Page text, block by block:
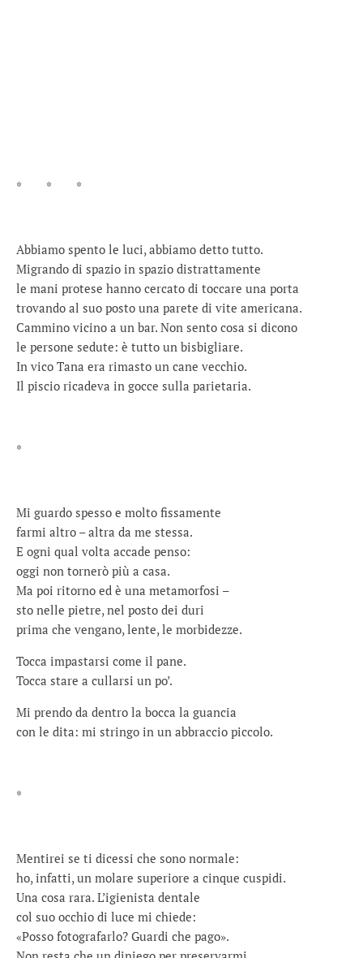
* * *
Abbiamo spento le luci, abbiamo detto tutto.
Migrando di spazio in spazio distrattamente
le mani protese hanno cercato di toccare una porta
trovando al suo posto una parete di vite americana.
Cammino vicino a un bar. Non sento cosa si dicono
le persone sedute: è tutto un bisbigliare.
In vico Tana era rimasto un cane vecchio.
Il piscio ricadeva in gocce sulla parietaria.
*
Mi guardo spesso e molto fissamente
farmi altro – altra da me stessa.
E ogni qual volta accade penso:
oggi non tornerò più a casa.
Ma poi ritorno ed è una metamorfosi –
sto nelle pietre, nel posto dei duri
prima che vengano, lente, le morbidezze.
Tocca impastarsi come il pane.
Tocca stare a cullarsi un po’.
Mi prendo da dentro la bocca la guancia
con le dita: mi stringo in un abbraccio piccolo.
*
Mentirei se ti dicessi che sono normale:
ho, infatti, un molare superiore a cinque cuspidi.
Una cosa rara. L’igienista dentale
col suo occhio di luce mi chiede:
«Posso fotografarlo? Guardi che pago».